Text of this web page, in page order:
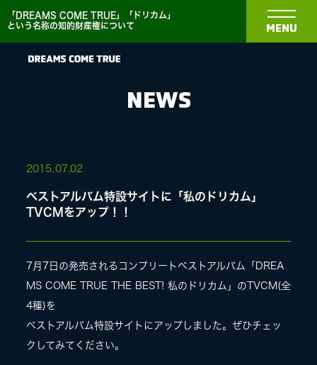
「DREAMS COME TRUE」「ドリカム」
という名称の知的財産権について
MENU
BIOGRAPHY
MEDIA
LIVE
NEWS
2015. 07.02
ベストアルバム特設サイトに「私のドリカム」
TVCMをアップ！！
7月7日の発売されるコンプリートベストアルバム「DREA
MS COME TRUE THE BEST! 私のドリカム」のTVCM(全
4種)を
ベストアルバム特設サイトにアップしました。ぜひチェッ
クしてみてください。